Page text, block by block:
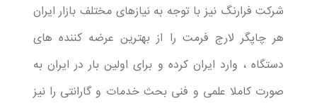
شرکت فرارنگ نیز با توجه به نیازهای مختلف بازار ایران
هر چاپگر لارج فرمت را از بهترین عرضه کننده های
دستگاه ، وارد ایران کرده و برای اولین بار در ایران به
صورت کاملا علمی و فنی بحث خدمات و گارانتی را نیز